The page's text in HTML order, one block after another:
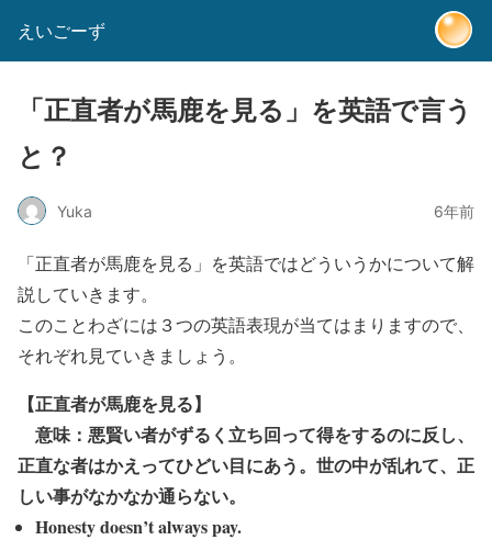
えいごーず
「正直者が馬鹿を見る」を英語で言う
と？
Yuka 6年前
「正直者が馬鹿を見る」を英語ではどういうかについて解
説していきます。
このことわざには３つの英語表現が当てはまりますので、
それぞれ見ていきましょう。
【正直者が馬鹿を見る】
意味：悪賢い者がずるく立ち回って得をするのに反し、
正直な者はかえってひどい目にあう。世の中が乱れて、正
しい事がなかなか通らない。
Honesty doesn’t always pay.